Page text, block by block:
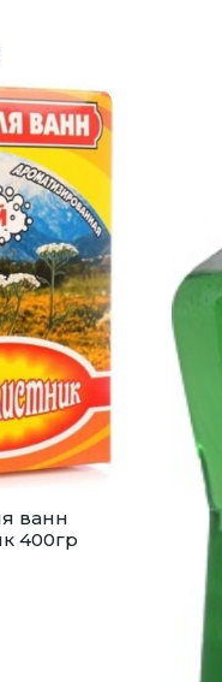
ванн
400гр